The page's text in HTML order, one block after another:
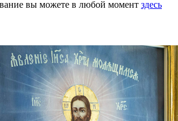
вы можете в любой момент здесь